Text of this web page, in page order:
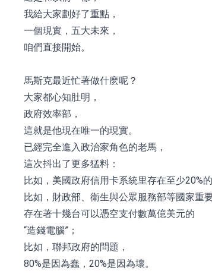
我給大家劃好了重點，
一個現實，五大未來，
咱們直接開始。
馬斯克最近忙著做什麽呢？
大家都心知肚明，
政府效率部，
這就是他現在唯一的現實。
已經完全進入政治家角色的老馬，
這次抖出了更多猛料：
比如，美國政府信用卡系統里存在至少20%的
比如，財政部、衛生與公眾服務部等國家重
存在著十幾台可以憑空支付數萬億美元的
“造錢電腦”；
比如，聯邦政府的問題，
80%是因為蠢，20%是因為壞。